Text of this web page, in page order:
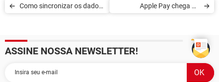
Como sincronizar os dados
Apple Pay chega ao
ASSINE NOSSA NEWSLETTER!